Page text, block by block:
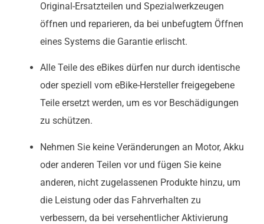
Original-Ersatzteilen und Spezialwerkzeugen
öffnen und reparieren, da bei unbefugtem Öffnen
eines Systems die Garantie erlischt.
Alle Teile des eBikes dürfen nur durch identische
oder speziell vom eBike-Hersteller freigegebene
Teile ersetzt werden, um es vor Beschädigungen
zu schützen.
Nehmen Sie keine Veränderungen an Motor, Akku
oder anderen Teilen vor und fügen Sie keine
anderen, nicht zugelassenen Produkte hinzu, um
die Leistung oder das Fahrverhalten zu
verbessern, da bei versehentlicher Aktivierung